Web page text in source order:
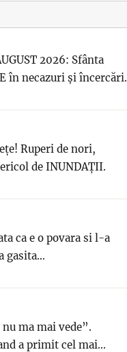
2026: Sfânta
în necazuri și încercări.
Ruperi de nori,
de INUNDAȚII.
ca e o povara si l-a
gasita...
ma mai vede”.
a primit cel mai...